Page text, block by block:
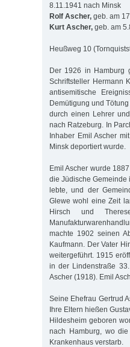
8.11.1941 nach Minsk
Rolf Ascher, geb. am
Kurt Ascher, geb. am
Heußweg 10
Der 1926 in Hamburg
Schriftsteller Hermann
antisemitische
Demütigung und
durch einen Lehrer
nach Ratzeburg. In
Inhaber Emil Ascher
Minsk deportiert wurde.
Emil Ascher wurde
die Jüdische Gemeinde
lebte, und der
Glewe wohl eine Zeit
Hirsch und
machte 1902 seinen
Kaufmann. Der Vater
weitergeführt. 1915
in der Lindenstraße
Ascher (1918). Emil
Seine Ehefrau Gertrud
Ihre Eltern hießen
Hildesheim geboren
nach Hamburg, wo
Krankenhaus verstarb.